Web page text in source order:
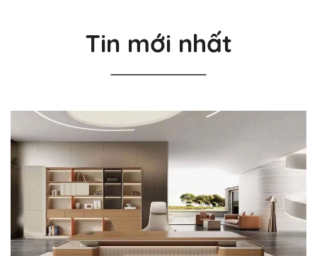
Tin mới nhất